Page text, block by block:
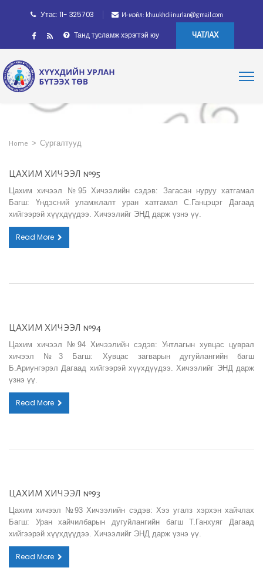
Утас: 11- 325703 И-мэйл: khuukhdiinurlan@gmail.com
Танд тусламж хэрэгтэй юу ЧАТЛАХ
Home > Сургалтууд
ЦАХИМ ХИЧЭЭЛ №95
Цахим хичээл №95 Хичээлийн сэдэв: Загасан нуруу хатгамал
Багш: Үндэсний уламжлалт уран хатгамал С.Ганцэцэг Дагаад
хийгээрэй хүүхдүүдээ. Хичээлийг ЭНД дарж үзнэ үү.
Read More
ЦАХИМ ХИЧЭЭЛ №94
Цахим хичээл №94 Хичээлийн сэдэв: Унтлагын хувцас цуврал
хичээл №3 Багш: Хувцас загварын дугуйлангийн багш
Б.Ариунгэрэл Дагаад хийгээрэй хүүхдүүдээ. Хичээлийг ЭНД дарж
үзнэ үү.
Read More
ЦАХИМ ХИЧЭЭЛ №93
Цахим хичээл №93 Хичээлийн сэдэв: Хээ угалз хэрхэн хайчлах
Багш: Уран хайчилбарын дугуйлангийн багш Т.Ганхуяг Дагаад
хийгээрэй хүүхдүүдээ. Хичээлийг ЭНД дарж үзнэ үү.
Read More